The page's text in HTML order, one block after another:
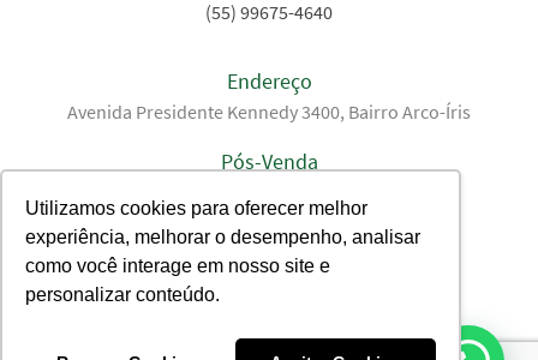
Utilizamos cookies para oferecer melhor
experiência, melhorar o desempenho, analisar
como você interage em nosso site e
personalizar conteúdo.
(55) 99675-4640
Endereço
Avenida Presidente Kennedy 3400, Bairro Arco-Íris
Pós-Venda
Primaza nas Redes Sociais
Primaza